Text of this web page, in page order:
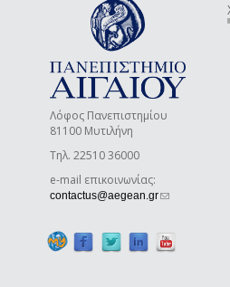
Λόφος Πανεπιστημίου
81100 Μυτιλήνη
Τηλ. 22510 36000
e-mail επικοινωνίας:
contactus@aegean.gr(link sends e-